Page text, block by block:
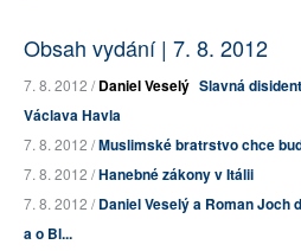
Obsah vydání | 7. 8. 2012
7. 8. 2012 /Daniel Veselý Slavná
Václava Havla
7. 8. 2012 /Muslimské bratrstvo chce
7. 8. 2012 /Hanebné zákony v Itálii
7. 8. 2012 /Daniel Veselý a Roman Joch
a o Bl...